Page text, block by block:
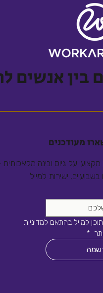
בין אנשים
מעודכנים
מקצועי על גיוס ובינה
ישירות למייל
*